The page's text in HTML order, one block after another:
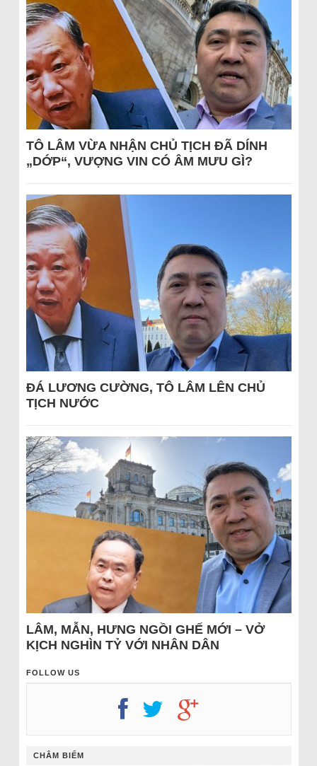
TÔ LÂM VỪA NHẬN CHỦ TỊCH ĐÃ DÍNH
„DỚP“, VƯỢNG VIN CÓ ÂM MƯU GÌ?
ĐÁ LƯƠNG CƯỜNG, TÔ LÂM LÊN CHỦ
TỊCH NƯỚC
LÂM, MẪN, HƯNG NGỒI GHẾ MỚI – VỞ
KỊCH NGHÌN TỶ VỚI NHÂN DÂN
FOLLOW US
CHÂM BIẾM